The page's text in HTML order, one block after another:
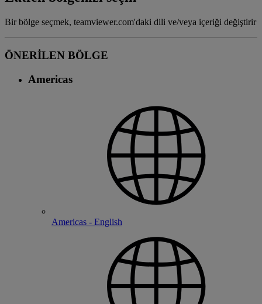
Bir bölge seçmek, teamviewer.com'daki dili ve/veya içeriği değiştirir
ÖNERİLEN BÖLGE
Americas
Americas - English